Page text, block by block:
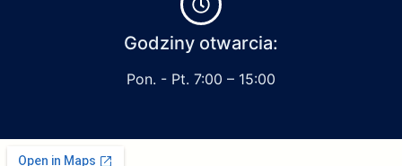
Godziny otwarcia:
Pon. - Pt. 7:00 – 15:00